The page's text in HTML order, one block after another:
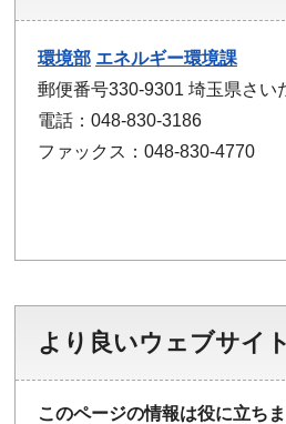
環境部 エネルギー環境課
郵便番号330-9301 埼玉県さい
電話：048-830-3186
ファックス：048-830-4770
より良いウェブサイ
このページの情報は役に立ち